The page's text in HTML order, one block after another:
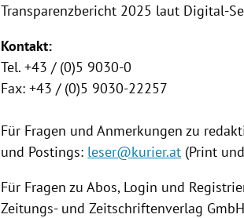
Transparenzbericht 2025 laut Digital-
Kontakt:
Tel. +43 / (0)5 9030-0
Fax: +43 / (0)5 9030-22257
Für Fragen und Anmerkungen zu
und Postings: leser@kurier.at (Print
Für Fragen zu Abos, Login und
Zeitungs- und Zeitschriftenverlag